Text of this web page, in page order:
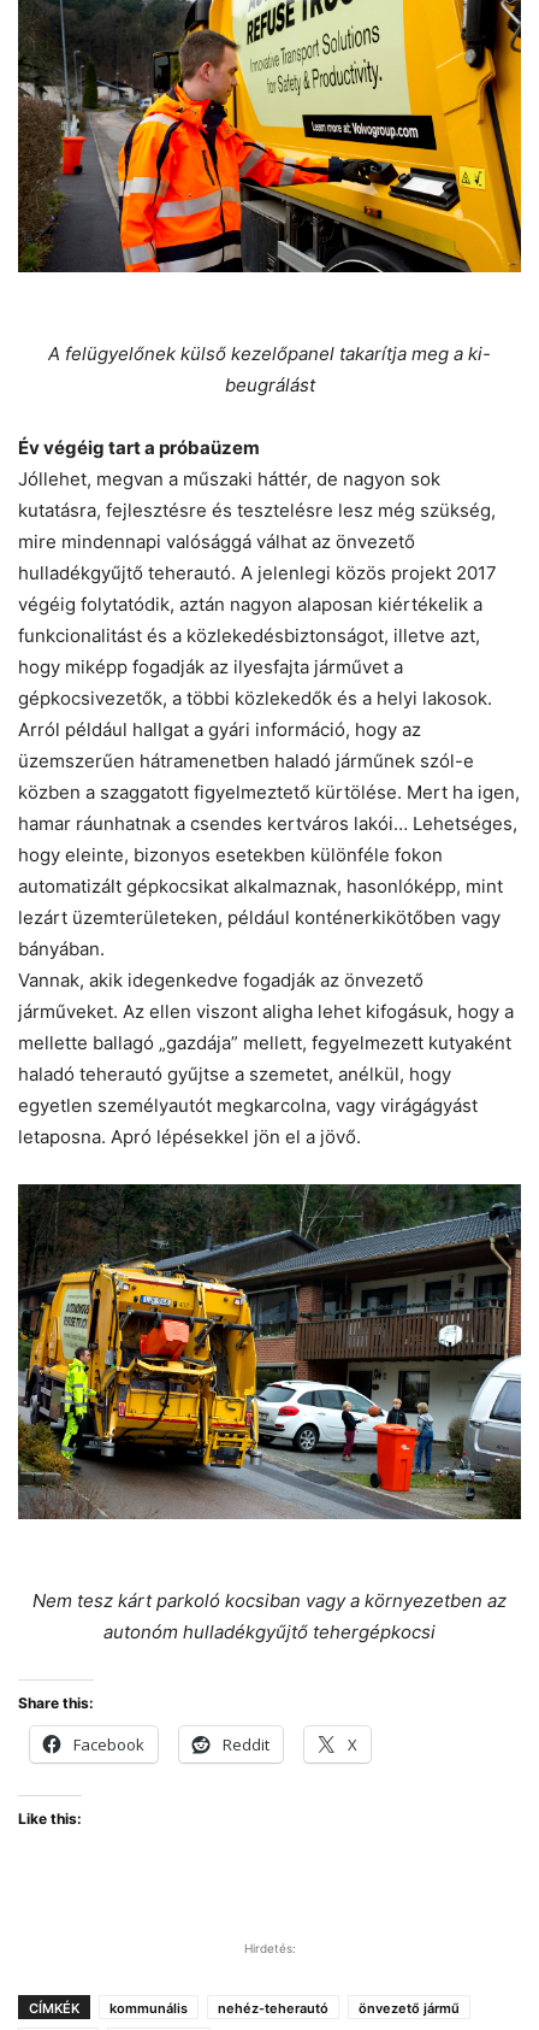
A felügyelőnek külső kezelőpanel takarítja meg a ki-
beugrálást
Év végéig tart a próbaüzem
Jóllehet, megvan a műszaki háttér, de nagyon sok
kutatásra, fejlesztésre és tesztelésre lesz még szükség,
mire mindennapi valósággá válhat az önvezető
hulladékgyűjtő teherautó. A jelenlegi közös projekt 2017
végéig folytatódik, aztán nagyon alaposan kiértékelik a
funkcionalitást és a közlekedésbiztonságot, illetve azt,
hogy miképp fogadják az ilyesfajta járművet a
gépkocsivezetők, a többi közlekedők és a helyi lakosok.
Arról például hallgat a gyári információ, hogy az
üzemszerűen hátramenetben haladó járműnek szól-e
közben a szaggatott figyelmeztető kürtölése. Mert ha igen,
hamar ráunhatnak a csendes kertváros lakói… Lehetséges,
hogy eleinte, bizonyos esetekben különféle fokon
automatizált gépkocsikat alkalmaznak, hasonlóképp, mint
lezárt üzemterületeken, például konténerkikötőben vagy
bányában.
Vannak, akik idegenkedve fogadják az önvezető
járműveket. Az ellen viszont aligha lehet kifogásuk, hogy a
mellette ballagó „gazdája” mellett, fegyelmezett kutyaként
haladó teherautó gyűjtse a szemetet, anélkül, hogy
egyetlen személyautót megkarcolna, vagy virágágyást
letaposna. Apró lépésekkel jön el a jövő.
Nem tesz kárt parkoló kocsiban vagy a környezetben az
autonóm hulladékgyűjtő tehergépkocsi
Share this:
Facebook Reddit X
Like this:
Hirdetés:
CÍMKÉK kommunális nehéz-teherautó
önvezető jármű